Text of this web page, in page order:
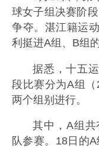
球女子组决赛阶
争夺。湛江籍运
利挺进A组、B组的
据悉，十五
段比赛分为A组
两个组别进行。
其中，A组
队参赛。18日的